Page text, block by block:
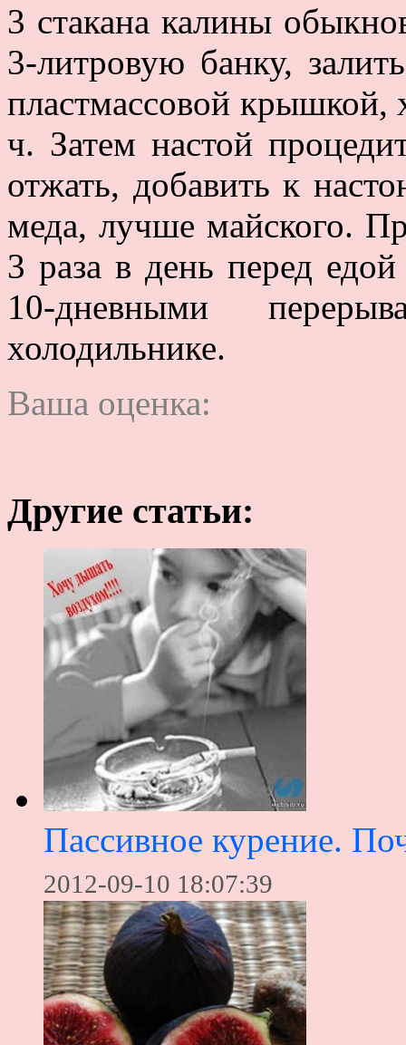
3 стакана калины
3-литровую банку,
пластмассовой крышкой,
ч. Затем настой
отжать, добавить к
меда, лучше майского.
3 раза в день перед
10-дневными
холодильнике.
Ваша оценка:
Другие статьи:
Пассивное курение.
2012-09-10 18:07:39